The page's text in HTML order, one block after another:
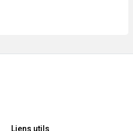
Liens utils